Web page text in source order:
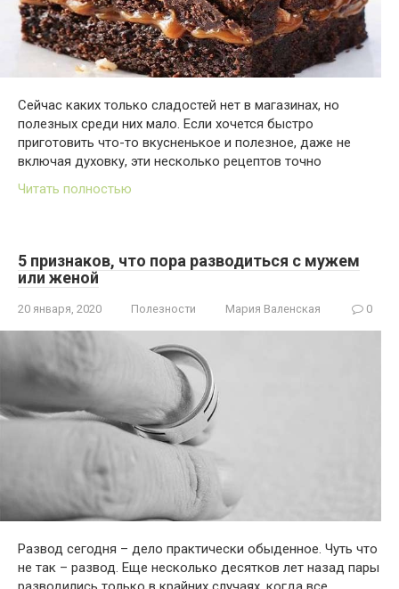
Сейчас каких только сладостей нет в магазинах, но
полезных среди них мало. Если хочется быстро
приготовить что-то вкусненькое и полезное, даже не
включая духовку, эти несколько рецептов точно
Читать полностью
5 признаков, что пора разводиться с мужем
или женой
20 января, 2020 Полезности Мария Валенская 0
Развод сегодня – дело практически обыденное. Чуть что
не так – развод. Еще несколько десятков лет назад пары